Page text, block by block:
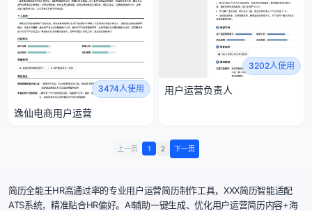
3474人使用
逸仙电商用户运营
3202人使用
用户运营负责人
上一页 1 2 下一页
简历全能王HR高通过率的专业用户运营简历制作工具，XXX简历智能适配
ATS系统，精准贴合HR偏好。AI辅助一键生成、优化用户运营简历内容+海